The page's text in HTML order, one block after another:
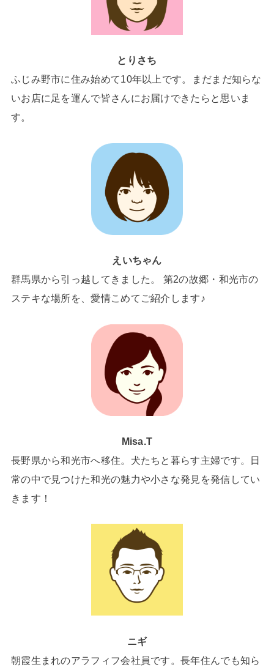
とりさち
ふじみ野市に住み始めて10年以上です。まだまだ知らな
いお店に足を運んで皆さんにお届けできたらと思いま
す。
えいちゃん
群馬県から引っ越してきました。 第2の故郷・和光市の
ステキな場所を、愛情こめてご紹介します♪
Misa.T
長野県から和光市へ移住。犬たちと暮らす主婦です。日
常の中で見つけた和光の魅力や小さな発見を発信してい
きます！
ニギ
朝霞生まれのアラフィフ会社員です。長年住んでも知ら